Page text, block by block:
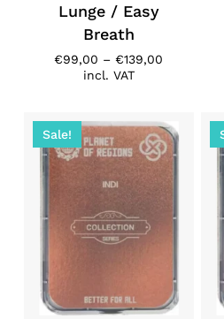
Lunge / Easy
Breath
€99,00 – €139,00
€139,00
incl. VAT
Sale!